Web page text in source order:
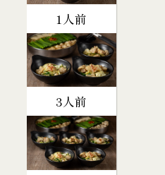
1人前
3人前